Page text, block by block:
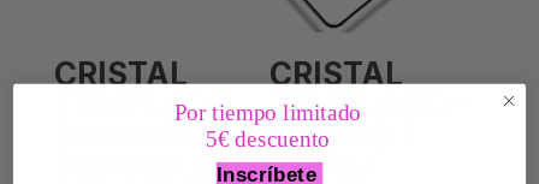
CRISTAL
TEMPLADO
INDIVIDUAL –
CRISTAL
TEMPLADO –
IPHONE 7
PLUS /
Por tiempo limitado
5€ descuento
Inscríbete